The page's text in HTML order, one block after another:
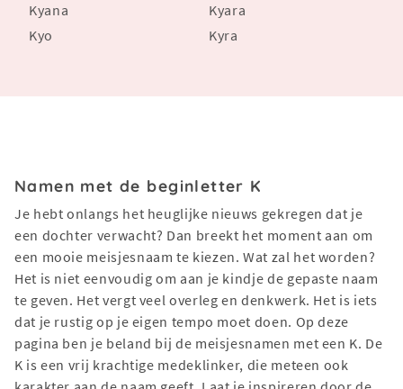
Kyana
Kyara
Kyo
Kyra
Namen met de beginletter K
Je hebt onlangs het heuglijke nieuws gekregen dat je
een dochter verwacht? Dan breekt het moment aan om
een mooie meisjesnaam te kiezen. Wat zal het worden?
Het is niet eenvoudig om aan je kindje de gepaste naam
te geven. Het vergt veel overleg en denkwerk. Het is iets
dat je rustig op je eigen tempo moet doen. Op deze
pagina ben je beland bij de meisjesnamen met een K. De
K is een vrij krachtige medeklinker, die meteen ook